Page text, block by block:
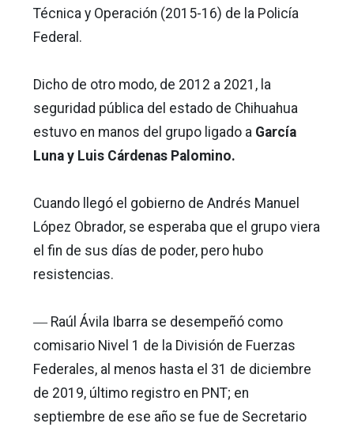
Técnica y Operación (2015-16) de la Policía
Federal.
Dicho de otro modo, de 2012 a 2021, la
seguridad pública del estado de Chihuahua
estuvo en manos del grupo ligado a García
Luna y Luis Cárdenas Palomino.
Cuando llegó el gobierno de Andrés Manuel
López Obrador, se esperaba que el grupo viera
el fin de sus días de poder, pero hubo
resistencias.
― Raúl Ávila Ibarra se desempeñó como
comisario Nivel 1 de la División de Fuerzas
Federales, al menos hasta el 31 de diciembre
de 2019, último registro en PNT; en
septiembre de ese año se fue de Secretario